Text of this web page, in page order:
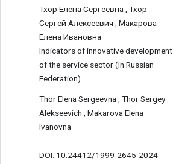
Тхор Елена Сергеевна , Тхор
Сергей Алексеевич , Макарова
Елена Ивановна
Indicators of innovative development
of the service sector (In Russian
Federation)
Thor Elena Sergeevna , Thor Sergey
Alekseevich , Makarova Elena
Ivanovna
DOI: 10.24412/1999-2645-2024-